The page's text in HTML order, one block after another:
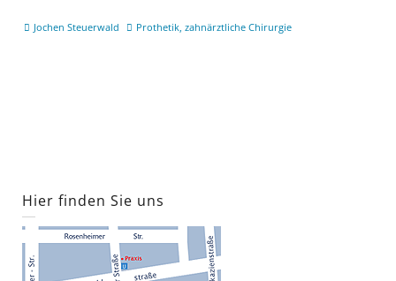
Jochen Steuerwald Prothetik,zahnärztliche Chirurgie
Hier finden Sie uns